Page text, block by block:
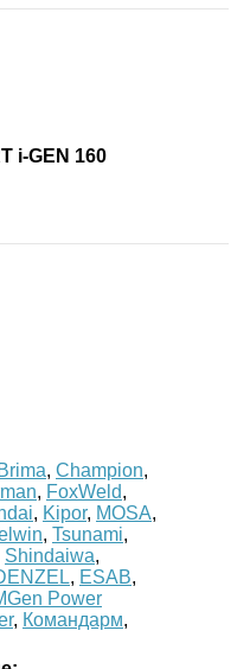
i-GEN 160
Brima, Champion,
, FoxWeld,
, Kipor, MOSA,
, Tsunami,
Shindaiwa,
, ESAB,
Power
, Командарм,